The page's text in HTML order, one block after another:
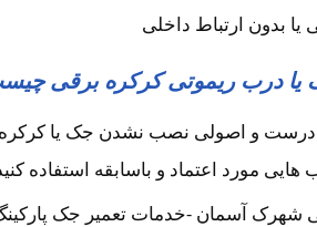
یا بدون ارتباط داخلی
یا درب ریموتی کرکره برقی
و اصولی نصب نشدن جک یا کرکره
مورد اعتماد و باسابقه استفاده
آسمان -خدمات تعمیر جک